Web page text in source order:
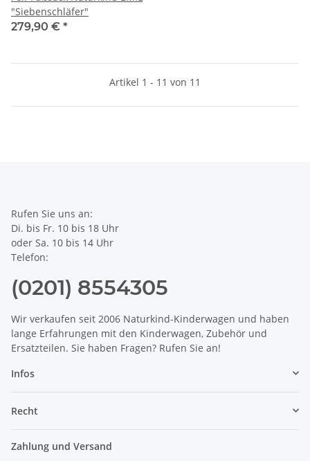
"Siebenschläfer"
279,90 € *
Artikel 1 - 11 von 11
Rufen Sie uns an:
Di. bis Fr. 10 bis 18 Uhr
oder Sa. 10 bis 14 Uhr
Telefon:
(0201) 8554305
Wir verkaufen seit 2006 Naturkind-Kinderwagen und haben
lange Erfahrungen mit den Kinderwagen, Zubehör und
Ersatzteilen. Sie haben Fragen? Rufen Sie an!
Infos
Recht
Zahlung und Versand